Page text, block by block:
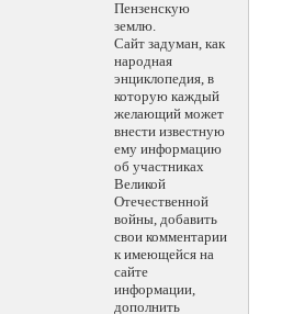
Пензенскую
землю.
Сайт задуман, как
народная
энциклопедия, в
которую каждый
желающий может
внести известную
ему информацию
об участниках
Великой
Отечественной
войны, добавить
свои комментарии
к имеющейся на
сайте
информации,
дополнить